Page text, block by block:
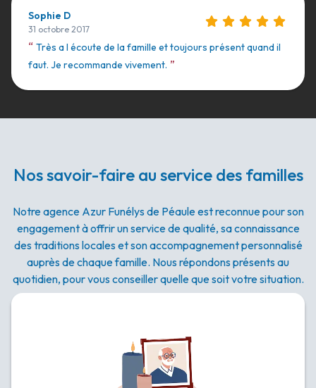
Sophie D
31 octobre 2017
“ Très a l écoute de la famille et toujours présent quand il
faut. Je recommande vivement. ”
Nos savoir-faire au service des familles
Notre agence Azur Funélys de Péaule est reconnue pour son
engagement à offrir un service de qualité, sa connaissance
des traditions locales et son accompagnement personnalisé
auprès de chaque famille. Nous répondons présents au
quotidien, pour vous conseiller quelle que soit votre situation.